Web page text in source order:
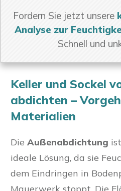
Fordern Sie jetzt unsere
Analyse zur
Schnell und
Keller und Sockel
abdichten –
Materialien
Die Außenabdichtung
ideale Lösung, da sie
dem Eindringen in